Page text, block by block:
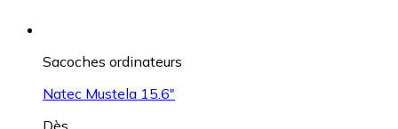
Sacoches ordinateurs
Natec Mustela 15.6"